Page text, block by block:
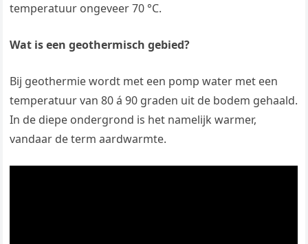
temperatuur ongeveer 70 °C.
Wat is een geothermisch gebied?
Bij geothermie wordt met een pomp water met een
temperatuur van 80 á 90 graden uit de bodem gehaald.
In de diepe ondergrond is het namelijk warmer,
vandaar de term aardwarmte.